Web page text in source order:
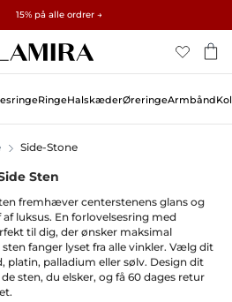
15% på alle ordrer →
over 3.750 kr. og 15.000 kr. · Udforsk →
returret ✓ Gratis tilpasning
RingeHalskæderØreringeArmbånd
Side-Stone
Sten
fremhæver centerstenens glans og
luksus. En forlovelsesring med
til dig, der ønsker maksimal
fanger lyset fra alle vinkler. Vælg dit
palladium eller sølv. Design dit
sten, du elsker, og få 60 dages retur